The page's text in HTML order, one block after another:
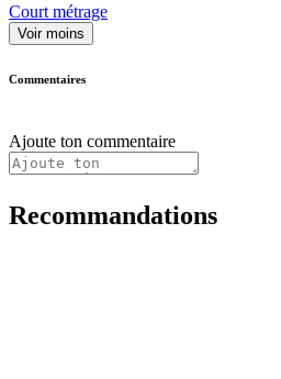
Court métrage
Voir moins
Commentaires
Ajoute ton commentaire
Recommandations